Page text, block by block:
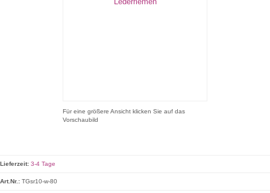
Für eine größere Ansicht klicken Sie auf das
Vorschaubild
Lieferzeit: 3-4 Tage
Art.Nr.: TGsr10-w-80